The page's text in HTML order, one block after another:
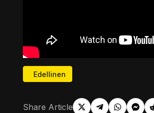
Edellinen artikkeli: KARAGNOV:
Edellinen
Share Article